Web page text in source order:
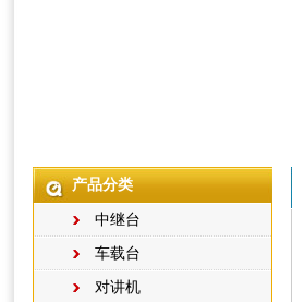
产品分类
中继台
车载台
对讲机